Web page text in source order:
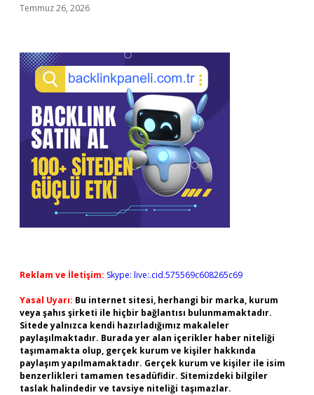
Temmuz 26, 2026
Reklam ve İletişim: Skype: live:.cid.575569c608265c69
Yasal Uyarı: Bu internet sitesi, herhangi bir marka, kurum
veya şahıs şirketi ile hiçbir bağlantısı bulunmamaktadır.
Sitede yalnızca kendi hazırladığımız makaleler
paylaşılmaktadır. Burada yer alan içerikler haber niteliği
taşımamakta olup, gerçek kurum ve kişiler hakkında
paylaşım yapılmamaktadır. Gerçek kurum ve kişiler ile isim
benzerlikleri tamamen tesadüfidir. Sitemizdeki bilgiler
taslak halindedir ve tavsiye niteliği taşımazlar.